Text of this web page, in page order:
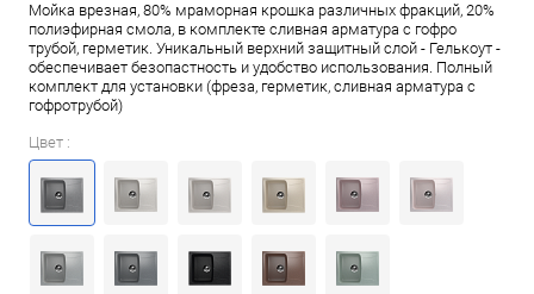
Мойка врезная, 80% мраморная крошка различных фракций, 20%
полиэфирная смола, в комплекте сливная арматура c гофро
трубой, герметик. Уникальный верхний защитный слой - Гелькоут -
обеспечивает безопастность и удобство использования. Полный
комплект для установки (фреза, герметик, сливная арматура с
гофротрубой)
Цвет :